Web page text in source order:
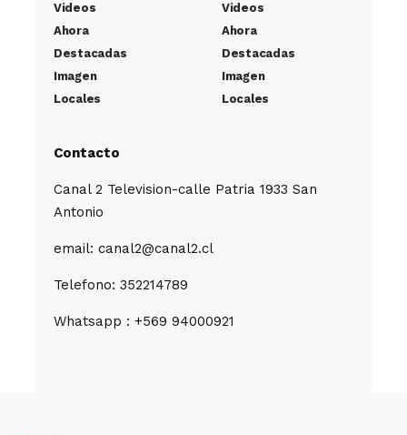
Videos
Ahora
Destacadas
Imagen
Locales
Videos
Ahora
Destacadas
Imagen
Locales
Contacto
Canal 2 Television-calle Patria 1933 San
Antonio
email: canal2@canal2.cl
Telefono: 352214789
Whatsapp : +569 94000921